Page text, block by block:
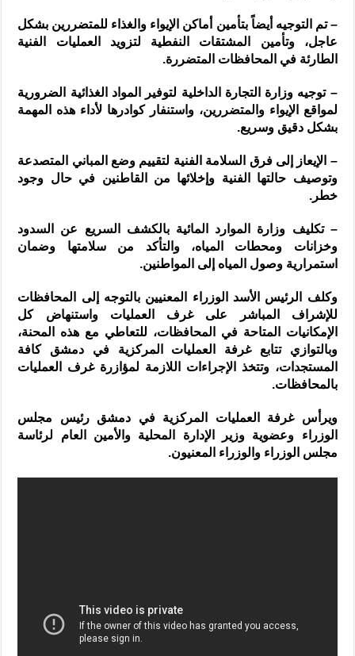
– تم التوجيه أيضاً بتأمين أماكن الإيواء والغذاء للمتضررين بشكل
عاجل، وتأمين المشتقات النفطية لتزويد العمليات الفنية
الطارئة في المحافظات المتضررة.
– توجيه وزارة التجارة الداخلية لتوفير المواد الغذائية الضرورية
لمواقع الإيواء والمتضررين، واستنفار كوادرها لأداء هذه المهمة
بشكل دقيق وسريع.
– الإيعاز إلى فرق السلامة الفنية لتقييم وضع المباني المتصدعة
وتوصيف حالتها الفنية وإخلائها من القاطنين في حال وجود
خطر.
– تكليف وزارة الموارد المائية بالكشف السريع عن السدود
وخزانات ومحطات المياه، والتأكد من سلامتها وضمان
استمرارية وصول المياه إلى المواطنين.
وكلف الرئيس الأسد الوزراء المعنيين بالتوجه إلى المحافظات
للإشراف المباشر على غرف العمليات واستنهاض كل
الإمكانيات المتاحة في المحافظات، للتعاطي مع هذه المحنة،
وبالتوازي تتابع غرفة العمليات المركزية في دمشق كافة
المستجدات، وتتخذ الإجراءات اللازمة لمؤازرة غرف العمليات
بالمحافظات.
ويرأس غرفة العمليات المركزية في دمشق رئيس مجلس
الوزراء وعضوية وزير الإدارة المحلية والأمين العام لرئاسة
مجلس الوزراء والوزراء المعنيون.